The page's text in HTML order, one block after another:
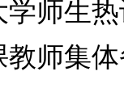
学师生
教师集